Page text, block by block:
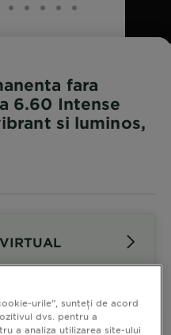
4 5 6
SLIDE 7
SLIDE 8
SLIDE 9
SLIDE 10
SLIDE 11
fara
6.60 Intense
si luminos,
fara
urile”, sunteți de acord
dvs. pentru a
a analiza utilizarea site-ului